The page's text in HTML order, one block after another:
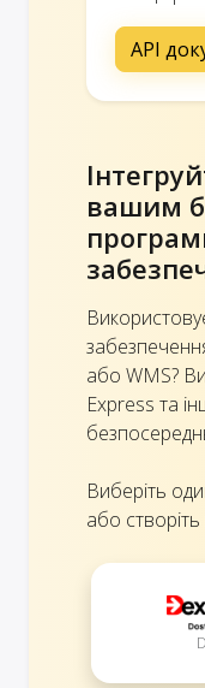
API
вашим
або WMS?
Express та
Виберіть
або